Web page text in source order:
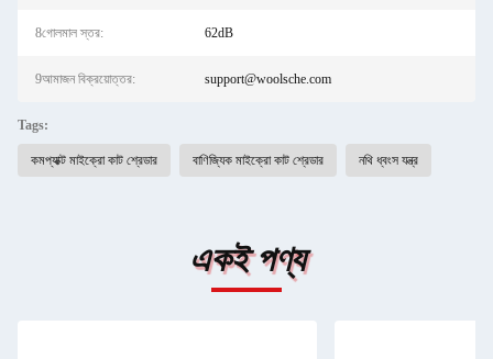
8গোলমাল স্তর: 62dB
9আমাজন বিক্রয়োত্তর: support@woolsche.com
Tags:
কমপ্যাক্ট মাইক্রো কাট শ্রেডার বাণিজ্যিক মাইক্রো কাট শ্রেডার নথি ধ্বংস যন্ত্র
একই পণ্য